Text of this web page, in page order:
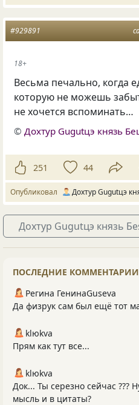
#929891
18+
Весьма печально, когда
которую не можешь
не хочется вспоминать…
©Дохтур Gugutцэ князь
251 44
Опубликовал Дохтур Gugutцэ
Дохтур Gugutцэ князь
ПОСЛЕДНИЕ КОММЕНТАРИИ
Регина ГенинаGuseva
Да физрук сам был ещё тот
klюkva
Прям как тут все...
klюkva
Док... Ты серезно сейчас ???
мысль и в цитаты?